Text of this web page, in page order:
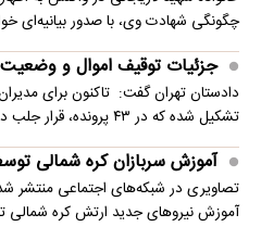
چگونگی شهادت وی، با صدور بیانیه‌ای
جزئیات توقیف اموال و
تشکیل شده که در ۴۳ پرونده، قرار جلب دادرسی صادر شده اس…
آموزش سربازان کره شمالی
تصاویری در شبکه‌های اجتماعی منتشر
آموزش نیروهای جدید ارتش کره